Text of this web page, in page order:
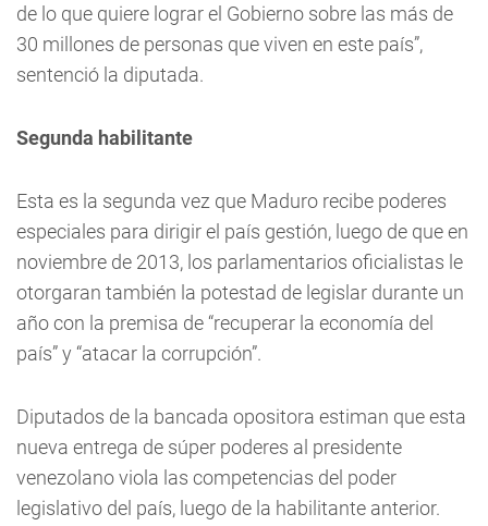
de lo que quiere lograr el Gobierno sobre las más de
30 millones de personas que viven en este país”,
sentenció la diputada.
Segunda habilitante
Esta es la segunda vez que Maduro recibe poderes
especiales para dirigir el país gestión, luego de que en
noviembre de 2013, los parlamentarios oficialistas le
otorgaran también la potestad de legislar durante un
año con la premisa de “recuperar la economía del
país” y “atacar la corrupción”.
Diputados de la bancada opositora estiman que esta
nueva entrega de súper poderes al presidente
venezolano viola las competencias del poder
legislativo del país, luego de la habilitante anterior.